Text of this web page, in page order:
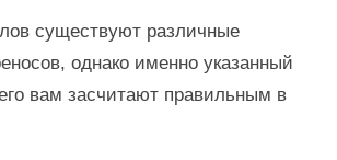
существуют различные
однако именно указанный
вам засчитают правильным в